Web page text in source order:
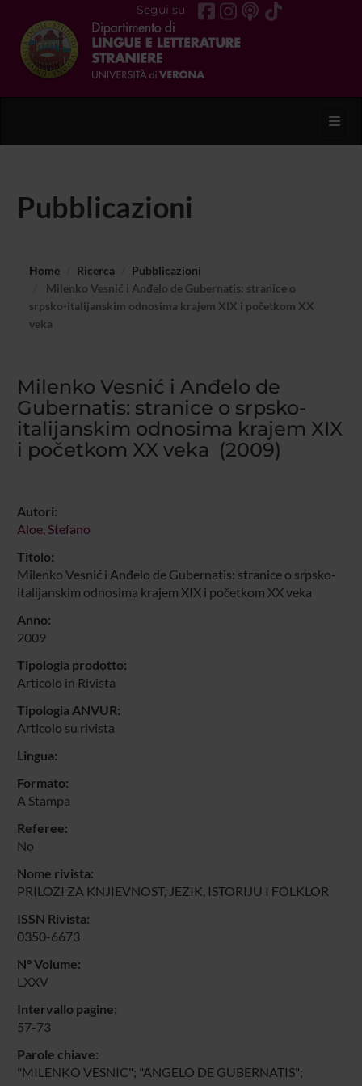
Segui su
Pubblicazioni
Home Ricerca
Pubblicazioni
Milenko Vesnić i Anđelo de Gubernatis: stranice o
srpsko-italijanskim odnosima krajem XIX i početkom XX
veka
Milenko Vesnić i Anđelo de
Gubernatis: stranice o srpsko-
italijanskim odnosima krajem XIX
i početkom XX veka (2009)
Autori:
Aloe, Stefano
Titolo:
Milenko Vesnić i Anđelo de Gubernatis: stranice o srpsko-
italijanskim odnosima krajem XIX i početkom XX veka
Anno:
2009
Tipologia prodotto:
Articolo in Rivista
Tipologia ANVUR:
Articolo su rivista
Lingua:
Formato:
A Stampa
Referee:
No
Nome rivista:
PRILOZI ZA KNJIEVNOST, JEZIK, ISTORIJU I FOLKLOR
ISSN Rivista:
0350-6673
N° Volume:
LXXV
Intervallo pagine:
57-73
Parole chiave:
"MILENKO VESNIC"; "ANGELO DE GUBERNATIS";